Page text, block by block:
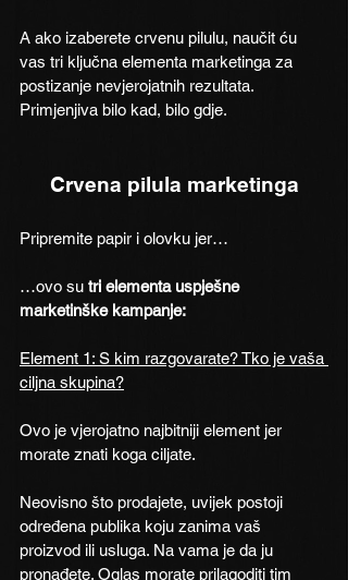
A ako izaberete crvenu pilulu, naučit ću
vas tri ključna elementa marketinga za
postizanje nevjerojatnih rezultata.
Primjenjiva bilo kad, bilo gdje.
Crvena pilula marketinga
Pripremite papir i olovku jer…
…ovo su tri elementa uspješne
marketinške kampanje:
Element 1: S kim razgovarate? Tko je vaša
ciljna skupina?
Ovo je vjerojatno najbitniji element jer
morate znati koga ciljate.
Neovisno što prodajete, uvijek postoji
određena publika koju zanima vaš
proizvod ili usluga. Na vama je da ju
pronađete. Oglas morate prilagoditi tim